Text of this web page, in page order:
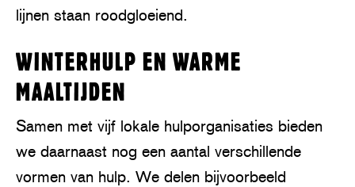
lijnen staan roodgloeiend.
WINTERHULP EN WARME
MAALTIJDEN
Samen met vijf lokale hulporganisaties bieden
we daarnaast nog een aantal verschillende
vormen van hulp. We delen bijvoorbeeld